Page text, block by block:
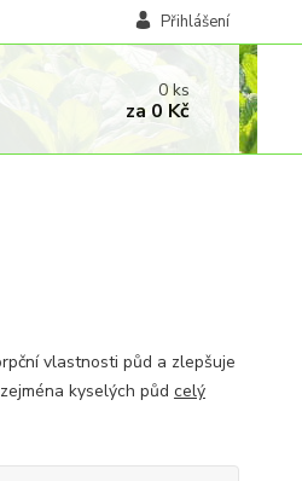
Přihlášení
0ks
za 0 Kč
vlastnosti půd a zlepšuje
kyselých půd celý